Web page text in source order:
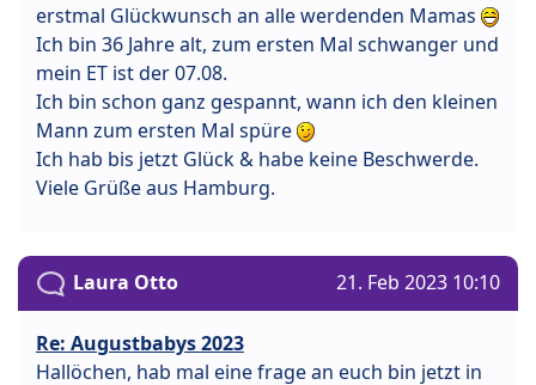
erstmal Glückwunsch an alle werdenden Mamas
Ich bin 36 Jahre alt, zum ersten Mal schwanger und
mein ET ist der 07.08.
Ich bin schon ganz gespannt, wann ich den kleinen
Mann zum ersten Mal spüre
Ich hab bis jetzt Glück & habe keine Beschwerde.
Viele Grüße aus Hamburg.
Laura Otto 21. Feb 2023 10:10
Re: Augustbabys 2023
Hallöchen, hab mal eine frage an euch bin jetzt in